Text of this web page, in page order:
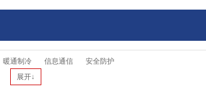
暖通制冷 信息通信
安全防护
展开↓